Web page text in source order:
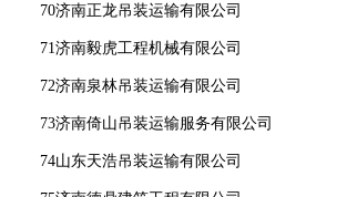
70济南正龙吊装运输有限公司
71济南毅虎工程机械有限公司
72济南泉林吊装运输有限公司
73济南倚山吊装运输服务有限公司
74山东天浩吊装运输有限公司